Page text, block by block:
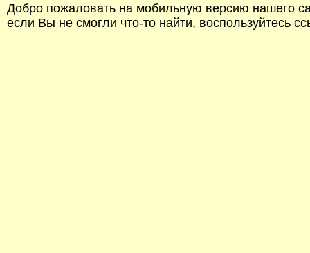
Добро пожаловать на мобильную версию нашего
если Вы не смогли что-то найти, воспользуйтесь